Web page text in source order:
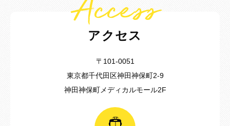
アクセス
〒101-0051
東京都千代田区神田神保町2-9
神田神保町メディカルモール2F